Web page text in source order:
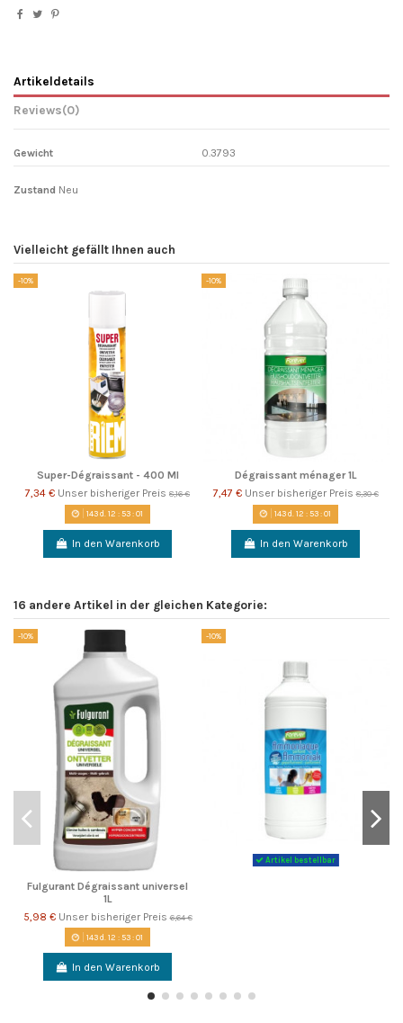
Artikeldetails
Reviews(0)
Gewicht 0.3793
Zustand Neu
Vielleicht gefällt Ihnen auch
-10%
Super-Dégraissant - 400 Ml
7,34 € Unser bisheriger Preis 8,16 €
143d. 12 :53:01
In den Warenkorb
-10%
Dégraissant ménager 1L
7,47 € Unser bisheriger Preis8,30 €
143d. 12 :53:01
In den Warenkorb
16 andere Artikel in der gleichen Kategorie:
-10%
Fulgurant Dégraissant universel
1L
5,98 € Unser bisheriger Preis6,64 €
143d. 12 :53:01
In den Warenkorb
-10%
Artikel bestellbar